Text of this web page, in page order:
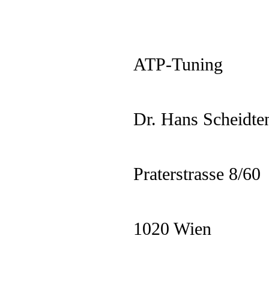
ATP-Tuning
Dr. Hans
Praterstrasse 8/60
1020 Wien